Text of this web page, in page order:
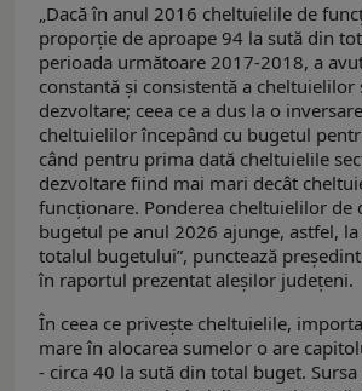
„Dacă în anul 2016 cheltuielile de
proporţie de aproape 94 la sută din
perioada următoare 2017-2018, a
constantă şi consistentă a cheltuielilor
dezvoltare; ceea ce a dus la o
cheltuielilor începând cu bugetul
când pentru prima dată cheltuielile
dezvoltare fiind mai mari decât
funcţionare. Ponderea cheltuielilor de
bugetul pe anul 2026 ajunge, astfel,
totalul bugetului”, punctează
în raportul prezentat aleşilor judeţeni.
În ceea ce priveşte cheltuielile,
mare în alocarea sumelor o are
- circa 40 la sută din total buget.